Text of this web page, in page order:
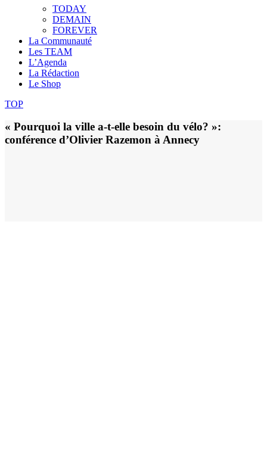
TODAY
DEMAIN
FOREVER
La Communauté
Les TEAM
L’Agenda
La Rédaction
Le Shop
TOP
« Pourquoi la ville a-t-elle besoin du vélo? »:
conférence d’Olivier Razemon à Annecy